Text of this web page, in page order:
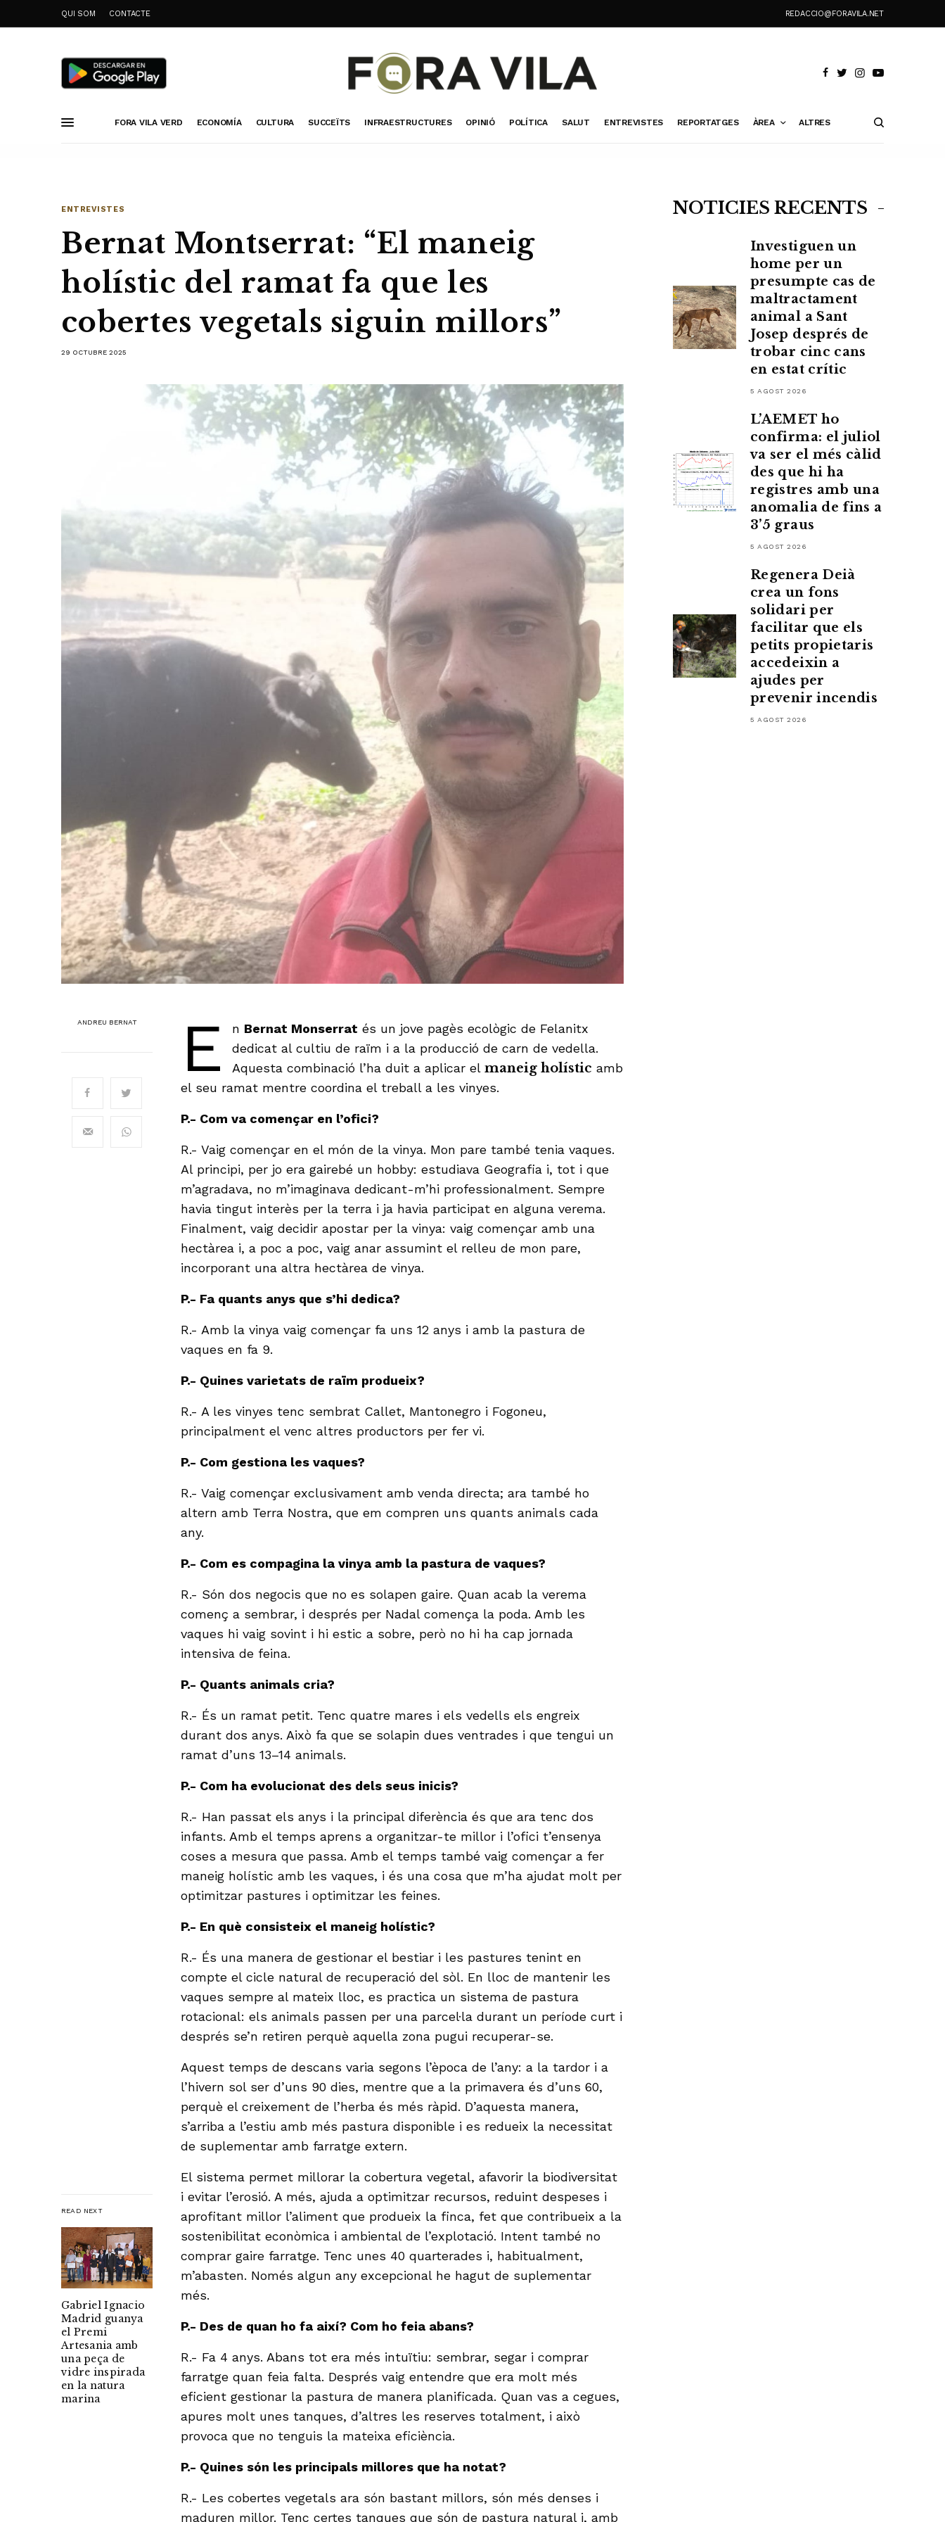
QUI SOM CONTACTE REDACCIO@FORAVILA.NET
FORA VILA VERD ECONOMÍA CULTURA SUCCEÏTS INFRAESTRUCTURES OPINIÓ POLÍTICA SALUT ENTREVISTES REPORTATGES ÀREA ALTRES
ENTREVISTES
Bernat Montserrat: “El maneig
holístic del ramat fa que les
cobertes vegetals siguin millors”
29 OCTUBRE 2025
ANDREU BERNAT
READ NEXT
Gabriel Ignacio
Madrid guanya
el Premi
Artesania amb
una peça de
vidre inspirada
en la natura
marina
E n Bernat Monserrat és un jove pagès ecològic de Felanitx
dedicat al cultiu de raïm i a la producció de carn de vedella.
Aquesta combinació l’ha duit a aplicar el maneig holístic amb
el seu ramat mentre coordina el treball a les vinyes.
P.- Com va començar en l’ofici?
R.- Vaig començar en el món de la vinya. Mon pare també tenia vaques.
Al principi, per jo era gairebé un hobby: estudiava Geografia i, tot i que
m’agradava, no m’imaginava dedicant-m’hi professionalment. Sempre
havia tingut interès per la terra i ja havia participat en alguna verema.
Finalment, vaig decidir apostar per la vinya: vaig començar amb una
hectàrea i, a poc a poc, vaig anar assumint el relleu de mon pare,
incorporant una altra hectàrea de vinya.
P.- Fa quants anys que s’hi dedica?
R.- Amb la vinya vaig començar fa uns 12 anys i amb la pastura de
vaques en fa 9.
P.- Quines varietats de raïm produeix?
R.- A les vinyes tenc sembrat Callet, Mantonegro i Fogoneu,
principalment el venc altres productors per fer vi.
P.- Com gestiona les vaques?
R.- Vaig començar exclusivament amb venda directa; ara també ho
altern amb Terra Nostra, que em compren uns quants animals cada
any.
P.- Com es compagina la vinya amb la pastura de vaques?
R.- Són dos negocis que no es solapen gaire. Quan acab la verema
començ a sembrar, i després per Nadal comença la poda. Amb les
vaques hi vaig sovint i hi estic a sobre, però no hi ha cap jornada
intensiva de feina.
P.- Quants animals cria?
R.- És un ramat petit. Tenc quatre mares i els vedells els engreix
durant dos anys. Això fa que se solapin dues ventrades i que tengui un
ramat d’uns 13–14 animals.
P.- Com ha evolucionat des dels seus inicis?
R.- Han passat els anys i la principal diferència és que ara tenc dos
infants. Amb el temps aprens a organitzar-te millor i l’ofici t’ensenya
coses a mesura que passa. Amb el temps també vaig començar a fer
maneig holístic amb les vaques, i és una cosa que m’ha ajudat molt per
optimitzar pastures i optimitzar les feines.
P.- En què consisteix el maneig holístic?
R.- És una manera de gestionar el bestiar i les pastures tenint en
compte el cicle natural de recuperació del sòl. En lloc de mantenir les
vaques sempre al mateix lloc, es practica un sistema de pastura
rotacional: els animals passen per una parcel·la durant un període curt i
després se’n retiren perquè aquella zona pugui recuperar-se.
Aquest temps de descans varia segons l’època de l’any: a la tardor i a
l’hivern sol ser d’uns 90 dies, mentre que a la primavera és d’uns 60,
perquè el creixement de l’herba és més ràpid. D’aquesta manera,
s’arriba a l’estiu amb més pastura disponible i es redueix la necessitat
de suplementar amb farratge extern.
El sistema permet millorar la cobertura vegetal, afavorir la biodiversitat
i evitar l’erosió. A més, ajuda a optimitzar recursos, reduint despeses i
aprofitant millor l’aliment que produeix la finca, fet que contribueix a la
sostenibilitat econòmica i ambiental de l’explotació. Intent també no
comprar gaire farratge. Tenc unes 40 quarterades i, habitualment,
m’abasten. Només algun any excepcional he hagut de suplementar
més.
P.- Des de quan ho fa així? Com ho feia abans?
R.- Fa 4 anys. Abans tot era més intuïtiu: sembrar, segar i comprar
farratge quan feia falta. Després vaig entendre que era molt més
eficient gestionar la pastura de manera planificada. Quan vas a cegues,
apures molt unes tanques, d’altres les reserves totalment, i això
provoca que no tenguis la mateixa eficiència.
P.- Quines són les principals millores que ha notat?
R.- Les cobertes vegetals ara són bastant millors, són més denses i
maduren millor. Tenc certes tanques que són de pastura natural i, amb
NOTÍCIES RECENTS
Investiguen un
home per un
presumpte cas de
maltractament
animal a Sant
Josep després de
trobar cinc cans
en estat crític
5 AGOST 2026
L’AEMET ho
confirma: el juliol
va ser el més càlid
des que hi ha
registres amb una
anomalia de fins a
3’5 graus
5 AGOST 2026
Regenera Deià
crea un fons
solidari per
facilitar que els
petits propietaris
accedeixin a
ajudes per
prevenir incendis
5 AGOST 2026